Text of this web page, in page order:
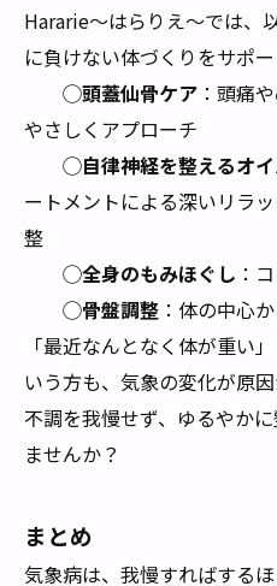
Hararie〜はらりえ〜では、
に負けない体づくりをサポー
◯頭蓋仙骨ケア ：頭痛
やさしくアプローチ
◯自律神経を整えるオイ
ートメントによる深いリラ
整
◯全身のもみほぐし ：
◯骨盤調整 ：体の中心
「最近なんとなく体が重い
いう方も、気象の変化が原因
不調を我慢せず、ゆるやか
ませんか？
まとめ
気象病は、我慢すればする